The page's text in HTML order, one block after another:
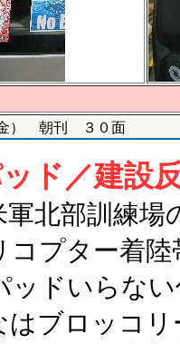
金） 朝刊 ３０面
ド／建設
北部訓練場
コプター着
ッドいらな
はブロッコ